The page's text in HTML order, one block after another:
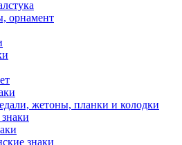
орнамент
жетоны, планки и колодки
знаки